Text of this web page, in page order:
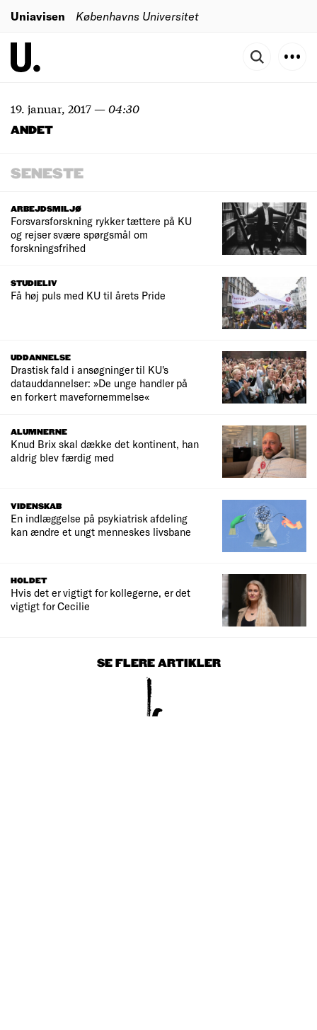
Uniavisen Københavns Universitet
19. januar, 2017—04:30
ANDET
SENESTE
ARBEJDSMILJØ
Forsvarsforskning rykker tættere på KU
og rejser svære spørgsmål om
forskningsfrihed
STUDIELIV
Få høj puls med KU til årets Pride
UDDANNELSE
Drastisk fald i ansøgninger til KU's
datauddannelser: »De unge handler på
en forkert mavefornemmelse«
ALUMNERNE
Knud Brix skal dække det kontinent, han
aldrig blev færdig med
VIDENSKAB
En indlæggelse på psykiatrisk afdeling
kan ændre et ungt menneskes livsbane
HOLDET
Hvis det er vigtigt for kollegerne, er det
vigtigt for Cecilie
SE FLERE ARTIKLER